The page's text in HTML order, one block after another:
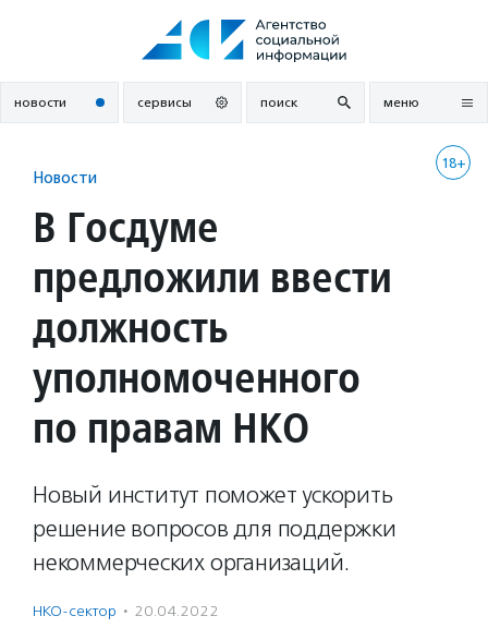
новости сервисы поиск меню
18+
Новости
В Госдуме
предложили ввести
должность
уполномоченного
по правам НКО
Новый институт поможет ускорить
решение вопросов для поддержки
некоммерческих организаций.
НКО-сектор · 20.04.2022